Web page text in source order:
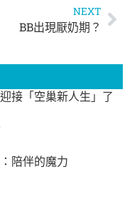
NEXT
BB出現厭奶期？
接「空巢新人生」了
陪伴的魔力